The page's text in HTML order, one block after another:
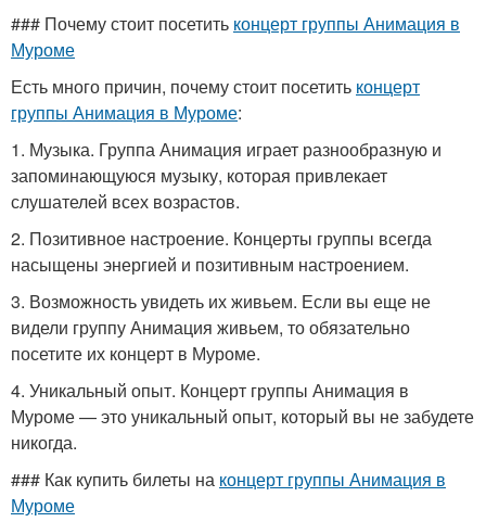
### Почему стоит посетить концерт группы Анимация в
Муроме
Есть много причин, почему стоит посетить концерт
группы Анимация в Муроме:
1. Музыка. Группа Анимация играет разнообразную и
запоминающуюся музыку, которая привлекает
слушателей всех возрастов.
2. Позитивное настроение. Концерты группы всегда
насыщены энергией и позитивным настроением.
3. Возможность увидеть их живьем. Если вы еще не
видели группу Анимация живьем, то обязательно
посетите их концерт в Муроме.
4. Уникальный опыт. Концерт группы Анимация в
Муроме — это уникальный опыт, который вы не забудете
никогда.
### Как купить билеты на концерт группы Анимация в
Муроме